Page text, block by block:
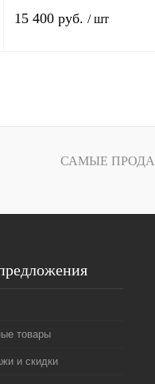
15 400 руб. / шт
Купить в 1 клик
САМЫЕ
товары
и скидки